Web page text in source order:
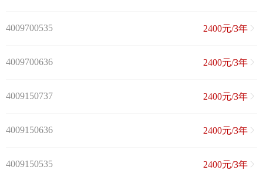
4009700535 2400元/3年
4009700636 2400元/3年
4009150737 2400元/3年
4009150636 2400元/3年
4009150535 2400元/3年